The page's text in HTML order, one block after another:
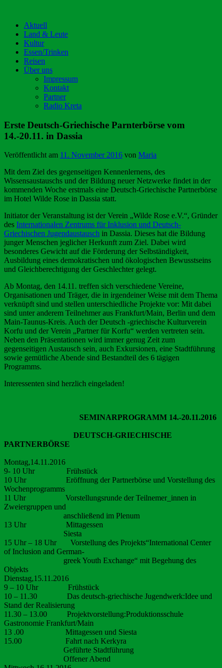
Aktuell
Land & Leute
Kultur
Essen/Trinken
Reisen
Über uns
Impressum
Kontakt
Partner
Radio Kreta
Erste Deutsch-Griechische Parnterbörse vom
14.-20.11. in Dassia
Veröffentlicht am 11. November 2016 von Maria
Mit dem Ziel des gegenseitigen Kennenlernens, des
Wissensaustauschs und der Bildung neuer Netzwerke findet in der
kommenden Woche erstmals eine Deutsch-Griechische Partnerbörse
im Hotel Wilde Rose in Dassia statt.
Initiator der Veranstaltung ist der Verein „Wilde Rose e.V.“, Gründer
des Internationalen Zentrums für Inklusion und Deutsch-
Griechischen Jugendaustausch in Dassia. Dieses hat die Bildung
junger Menschen jeglicher Herkunft zum Ziel. Dabei wird
besonderes Gewicht auf die Förderung der Selbständigkeit,
Ausbildung eines demokratischen und ökologischen Bewusstseins
und Gleichberechtigung der Geschlechter gelegt.
Ab Montag, den 14.11. treffen sich verschiedene Vereine,
Organisationen und Träger, die in irgendeiner Weise mit dem Thema
verknüpft sind und stellen unterschiedliche Projekte vor: Mit dabei
sind unter anderem Teilnehmer aus Frankfurt/Main, Berlin und dem
Main-Taunus-Kreis. Auch der Deutsch -griechische Kulturverein
Korfu und der Verein „Partner für Korfu“ werden vertreten sein.
Neben den Präsentationen wird immer genug Zeit zum
gegenseitigen Austausch sein, auch Exkursionen, eine Stadtführung
sowie gemütliche Abende sind Bestandteil des 6 tägigen
Programms.
Interessenten sind herzlich eingeladen!
SEMINARPROGRAMM 14.-20.11.2016
DEUTSCH-GRIECHISCHE
PARTNERBÖRSE
Montag,14.11.2016
9- 10 Uhr Frühstück
10 Uhr Eröffnung der Partnerbörse und Vorstellung des
Wochenprogramms
11 Uhr Vorstellungsrunde der Teilnemer_innen in
Zweiergruppen und
anschließend im Plenum
13 Uhr Mittagessen
Siesta
15 Uhr – 18 Uhr Vorstellung des Projekts“International Center
of Inclusion and German-
greek Youth Exchange“ mit Begehung des
Objekts
Dienstag,15.11.2016
9 – 10 Uhr Frühstück
10 – 11.30 Das deutsch-griechische Jugendwerk:Idee und
Stand der Realisierung
11.30 – 13.00 Projektvorstellung:Produktionsschule
Gastronomie Frankfurt/Main
13 .00 Mittagessen und Siesta
15.00 Fahrt nach Kerkyra
Geführte Stadtführung
Offener Abend